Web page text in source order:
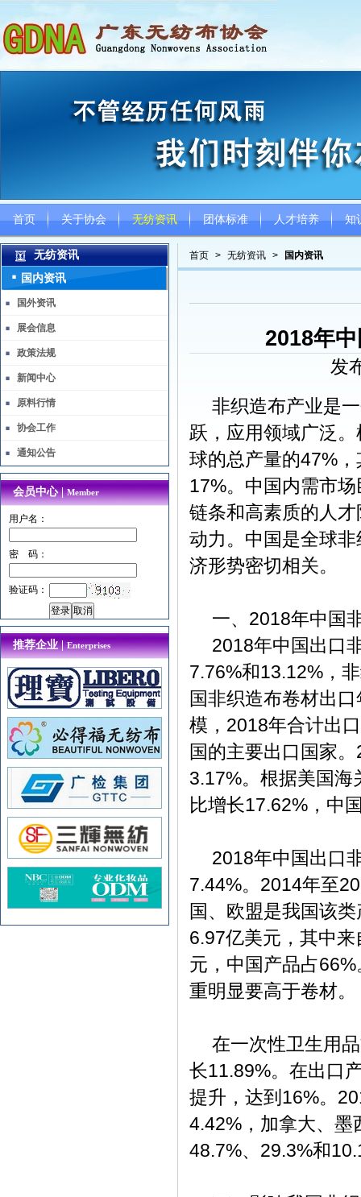
首页 关于协会 无纺资讯 团体标准 人才培养 知
首页 > 无纺资讯 > 国内资讯
2018年
发
非织造布产业是
跃，应用领域广泛。
球的总产量的47%
17%。中国内需市
链条和高素质的人
动力。中国是全球
济形势密切相关。
一、 2018年中国
2018年中国出口
7.76%和13.12% ，
国非织造布卷材出
模， 2018年合计出
国的主要出口国家。
3.17%。根据美国海
比增长17.62% ，中
2018年中国出口
7.44%。 2014年至
国、欧盟是我国该
6.97亿美元，其中
元，中国产品占66%
重明显要高于卷材。
在一次性卫生用
长11.89%。在出口
提升，达到 16%。
4.42% ，加拿大、
48.7%、 29.3%和
无纺资讯
国内资讯
国外资讯
展会信息
政策法规
新闻中心
原料行情
协会工作
通知公告
会员中心 |Member
用户名：
密 码：
验证码：
推荐企业 |Enterprises